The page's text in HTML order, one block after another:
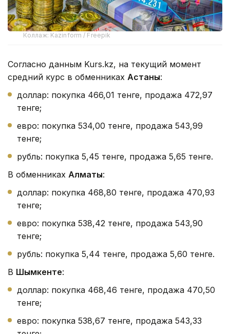
Коллаж: Kazinform / Freepik
Согласно данным Kurs.kz, на текущий момент
средний курс в обменниках Астаны:
доллар: покупка 466,01 тенге, продажа 472,97
тенге;
евро: покупка 534,00 тенге, продажа 543,99
тенге;
рубль: покупка 5,45 тенге, продажа 5,65 тенге.
В обменниках Алматы:
доллар: покупка 468,80 тенге, продажа 470,93
тенге;
евро: покупка 538,42 тенге, продажа 543,90
тенге;
рубль: покупка 5,44 тенге, продажа 5,60 тенге.
В Шымкенте:
доллар: покупка 468,46 тенге, продажа 470,50
тенге;
евро: покупка 538,67 тенге, продажа 543,33